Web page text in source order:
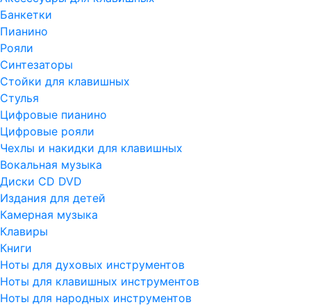
Банкетки
Пианино
Рояли
Синтезаторы
Стойки для клавишных
Стулья
Цифровые пианино
Цифровые рояли
Чехлы и накидки для клавишных
Вокальная музыка
Диски CD DVD
Издания для детей
Камерная музыка
Клавиры
Книги
Ноты для духовых инструментов
Ноты для клавишных инструментов
Ноты для народных инструментов